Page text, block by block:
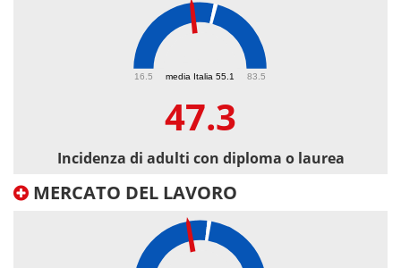
media Italia 55.1
16.5 83.5
47.3
Incidenza di adulti con diploma o laurea
MERCATO DEL LAVORO